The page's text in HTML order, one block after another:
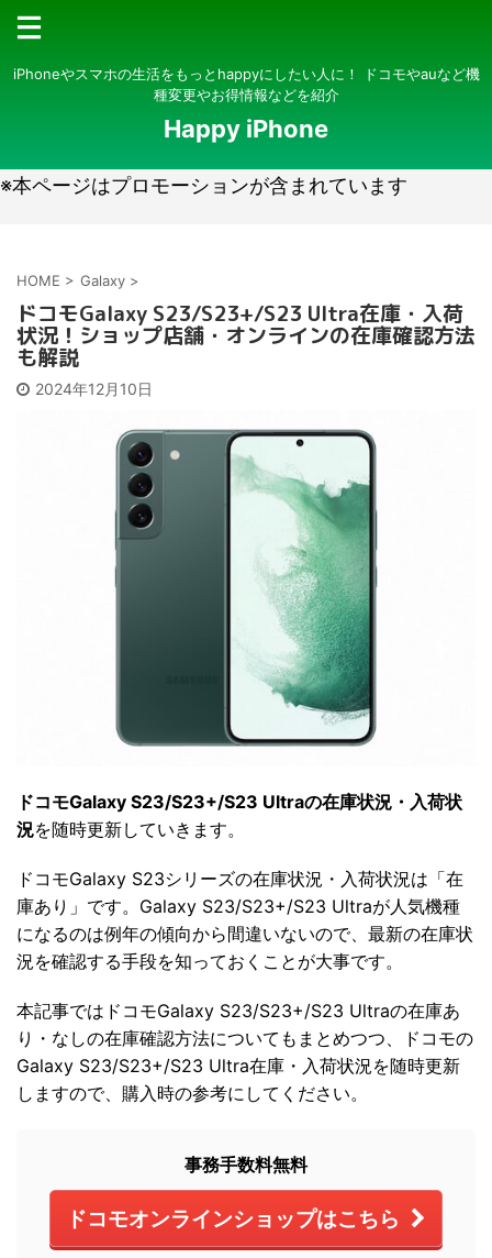
iPhoneやスマホの生活をもっとhappyにしたい人に！ ドコモやauなど機
種変更やお得情報などを紹介
Happy iPhone
※本ページはプロモーションが含まれています
HOME > Galaxy >
ドコモGalaxy S23/S23+/S23 Ultra在庫・入荷
状況！ショップ店舗・オンラインの在庫確認方法
も解説
2024年12月10日
ドコモGalaxy S23/S23+/S23 Ultraの在庫状況・入荷状
況を随時更新していきます。
ドコモGalaxy S23シリーズの在庫状況・入荷状況は「在
庫あり」です。Galaxy S23/S23+/S23 Ultraが人気機種
になるのは例年の傾向から間違いないので、最新の在庫状
況を確認する手段を知っておくことが大事です。
本記事ではドコモGalaxy S23/S23+/S23 Ultraの在庫あ
り・なしの在庫確認方法についてもまとめつつ、ドコモの
Galaxy S23/S23+/S23 Ultra在庫・入荷状況を随時更新
しますので、購入時の参考にしてください。
事務手数料無料
ドコモオンラインショップはこちら